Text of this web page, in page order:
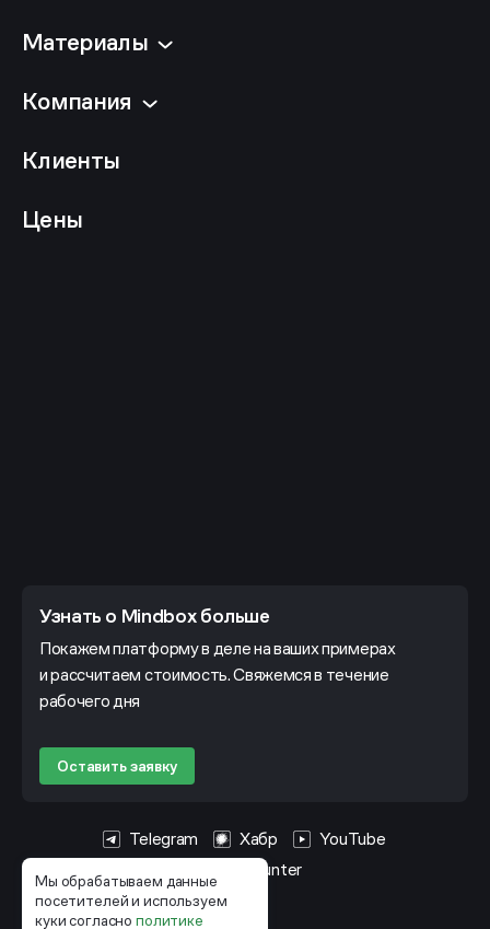
Мы обрабатываем данные
посетителей и используем
куки согласнополитике
Материалы
Компания
Клиенты
Цены
Узнать о Mindbox больше
Покажем платформу в деле на ваших примерах
и рассчитаем стоимость. Свяжемся в течение
рабочего дня
Оставить заявку
Telegram Хабр
YouTube
HeadHunter